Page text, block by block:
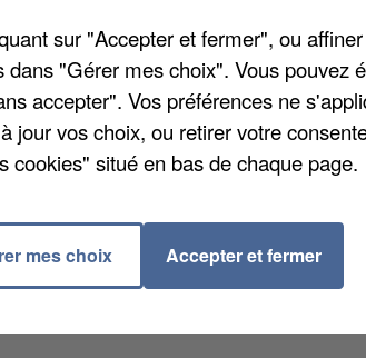
La Baguette ce jeudi 2 juillet 2026,
flammes ont rapidement été
évacués par mesure de sécurité. Le
sur "Accepter et fermer", ou
dans "Gérer mes choix". Vous pouvez
accepter". Vos préférences ne
jour vos choix, ou retirer votre
cookies" situé en bas de chaque page.
mes choix Accepter et fermer